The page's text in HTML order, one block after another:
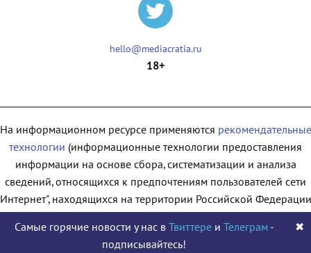
hello@mediacratia.ru
18+
На информационном ресурсе применяются рекомендательные
технологии (информационные технологии предоставления
информации на основе сбора, систематизации и анализа
сведений, относящихся к предпочтениям пользователей сети
находящихся на территории Российской
© 2009 - 2026
Самые горячие новости у нас в Твиттереи Телеграм -
подписывайтесь!
✖